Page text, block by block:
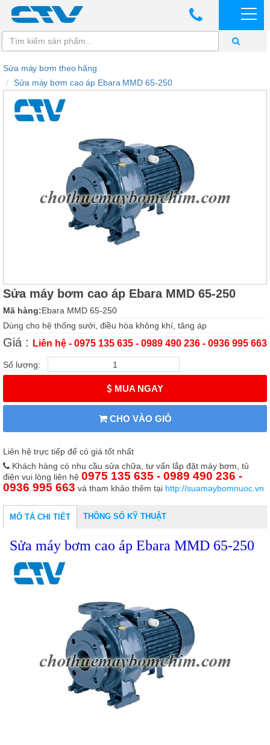
Sửa máy bơm theo hãng
Sửa máy bơm cao áp Ebara MMD 65-250
Sửa máy bơm cao áp Ebara MMD 65-250
Mã hàng:Ebara MMD 65-250
Dùng cho hệ thống sưởi, điều hòa không khí, tăng áp
Giá : Liên hệ - 0975 135 635 - 0989 490 236 - 0936 995 663
Số lượng:
MUA NGAY
CHO VÀO GIỎ
Liên hệ trực tiếp để có giá tốt nhất
Khách hàng có nhu cầu sửa chữa, tư vấn lắp đặt máy bơm, tủ
điện vui lòng liên hệ 0975 135 635 - 0989 490 236 -
0936 995 663 và tham khảo thêm tại http://suamaybomnuoc.vn
MÔ TẢ CHI TIẾT THÔNG SỐ KỸ THUẬT
Sửa máy bơm cao áp Ebara MMD 65-250